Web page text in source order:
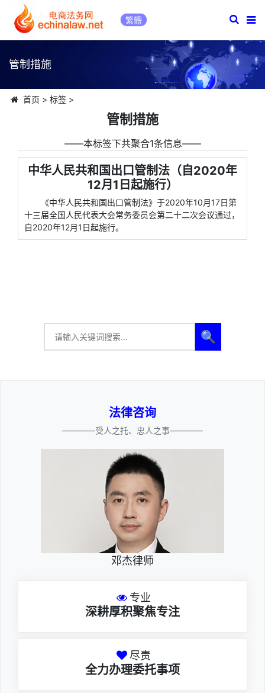
繁體
管制措施
首页 > 标签>
管制措施
――本标签下共聚合1条信息――
中华人民共和国出口管制法（自2020年
12月1日起施行）
《中华人民共和国出口管制法》于2020年10月17日第
十三届全国人民代表大会常务委员会第二十二次会议通过，
自2020年12月1日起施行。
🔍
法律咨询
————受人之托、忠人之事————
邓杰律师
专业
深耕厚积聚焦专注
尽责
全力办理委托事项